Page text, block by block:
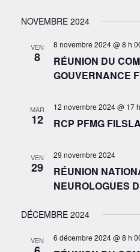
NOVEMBRE 2024
VEN
8
8 novembre 2024 @ 8 h
RÉUNION DU
GOUVERNANCE
MAR
12
12 novembre 2024 @ 17
RCP PFMG
VEN
29
29 novembre 2024
RÉUNION
NEUROLOGUES
DÉCEMBRE 2024
VEN 6 décembre 2024 @ 8 h